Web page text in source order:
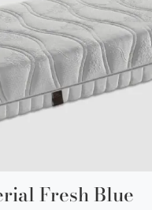
Fresh Blue